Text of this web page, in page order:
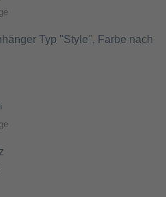
Typ "Style", Farbe nach
€.